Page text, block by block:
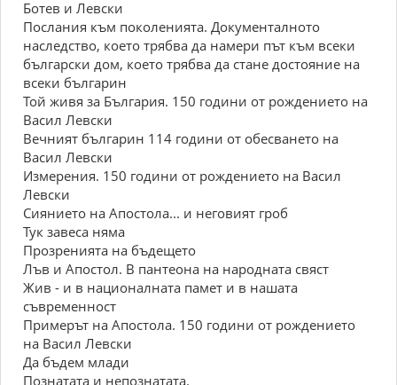
Ботев и Левски
Послания към поколенията. Документалното
наследство, което трябва да намери път към всеки
български дом, което трябва да стане достояние на
всеки българин
Той живя за България. 150 години от рождението на
Васил Левски
Вечният българин 114 години от обесването на
Васил Левски
Измерения. 150 години от рождението на Васил
Левски
Сиянието на Апостола... и неговият гроб
Тук завеса няма
Прозренията на бъдещето
Лъв и Апостол. В пантеона на народната свяст
Жив - и в националната памет и в нашата
съвременност
Примерът на Апостола. 150 години от рождението
на Васил Левски
Да бъдем млади
Познатата и непознатата.